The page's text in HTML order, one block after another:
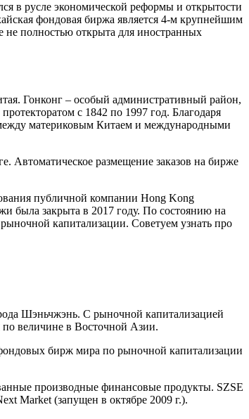
в русле экономической реформы и открытости
фондовая биржа является 4-м крупнейшим
полностью открыта для иностранных
Гонконг – особый административный район,
с 1842 по 1997 год. Благодаря
материковым Китаем и международными
Автоматическое размещение заказов на бирже
публичной компании Hong Kong
была закрыта в 2017 году. По состоянию на
капитализации. Советуем узнать про
Шэньчжэнь. С рыночной капитализацией
по величине в Восточной Азии.
бирж мира по рыночной капитализации
производные финансовые продукты. SZSE
Market (запущен в октябре 2009 г.).